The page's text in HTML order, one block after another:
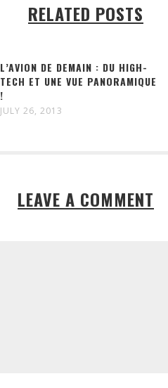
RELATED POSTS
L’AVION DE DEMAIN : DU HIGH-
TECH ET UNE VUE PANORAMIQUE
!
JULY 26, 2013
LEAVE A COMMENT